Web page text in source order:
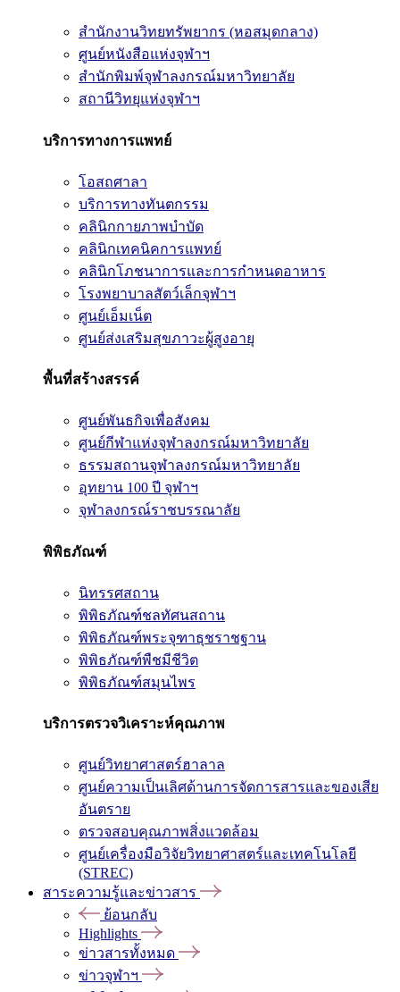
สำนักงานวิทยทรัพยากร (หอสมุดกลาง)
ศูนย์หนังสือแห่งจุฬาฯ
สำนักพิมพ์จุฬาลงกรณ์มหาวิทยาลัย
สถานีวิทยุแห่งจุฬาฯ
บริการทางการแพทย์
โอสถศาลา
บริการทางทันตกรรม
คลินิกกายภาพบำบัด
คลินิกเทคนิคการแพทย์
คลินิกโภชนาการและการกำหนดอาหาร
โรงพยาบาลสัตว์เล็กจุฬาฯ
ศูนย์เอ็มเน็ต
ศูนย์ส่งเสริมสุขภาวะผู้สูงอายุ
พื้นที่สร้างสรรค์
ศูนย์พันธกิจเพื่อสังคม
ศูนย์กีฬาแห่งจุฬาลงกรณ์มหาวิทยาลัย
ธรรมสถานจุฬาลงกรณ์มหาวิทยาลัย
อุทยาน 100 ปี จุฬาฯ
จุฬาลงกรณ์ราชบรรณาลัย
พิพิธภัณฑ์
นิทรรศสถาน
พิพิธภัณฑ์ชลทัศนสถาน
พิพิธภัณฑ์พระจุฑาธุชราชฐาน
พิพิธภัณฑ์พืชมีชีวิต
พิพิธภัณฑ์สมุนไพร
บริการตรวจวิเคราะห์คุณภาพ
ศูนย์วิทยาศาสตร์ฮาลาล
ศูนย์ความเป็นเลิศด้านการจัดการสารและของเสีย
อันตราย
ตรวจสอบคุณภาพสิ่งแวดล้อม
ศูนย์เครื่องมือวิจัยวิทยาศาสตร์และเทคโนโลยี
(STREC)
สาระความรู้และข่าวสาร
ย้อนกลับ
Highlights
ข่าวสารทั้งหมด
ข่าวจุฬาฯ